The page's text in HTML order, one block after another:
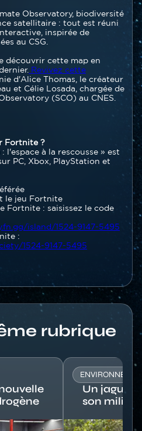
Observatory, biodiversité
satellitaire : tout est réuni
inspirée de
au CSG.
découvrir cette map en
Revivez cette
d'Alice Thomas, le créateur
et Célie Losada, chargée de
(SCO) au CNES.
Fortnite ?
l'espace à la rescousse » est
PC, Xbox, PlayStation et
le jeu Fortnite
Fortnite : saisissez le code
island/1524-9147-5495
:
1524-9147-5495
rubrique
Un
son milieu
Image